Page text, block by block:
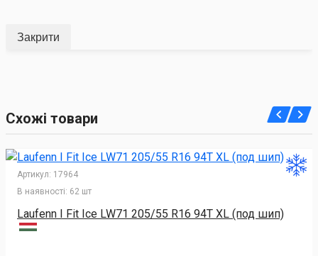
Закрити
Схожі товари
Артикул: 17964
В наявності: 62 шт
Laufenn I Fit Ice LW71 205/55 R16 94T XL (под шип)